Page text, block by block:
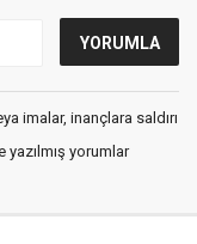
imalar, inançlara saldırı
yorumlar